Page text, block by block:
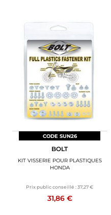
CODE SUN26
BOLT
KIT VISSERIE POUR PLASTIQUES
HONDA
Prix public conseillé :37,27 €
31,86 €